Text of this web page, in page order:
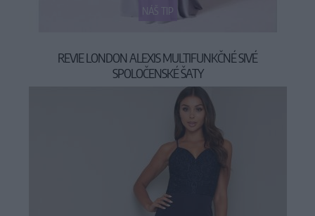
NÁŠ TIP
REVIE LONDON ALEXIS MULTIFUNKČNÉ SIVÉ
SPOLOČENSKÉ ŠATY
69,90 €